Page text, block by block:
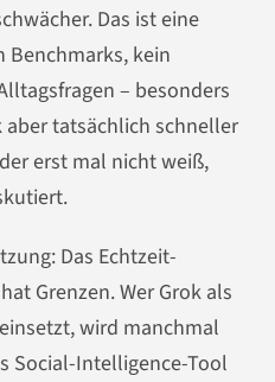
Das ist eine
Benchmarks, kein
– besonders
aber tatsächlich schneller
erst mal nicht weiß,
Das Echtzeit-
Grenzen. Wer Grok als
wird manchmal
Social-Intelligence-Tool